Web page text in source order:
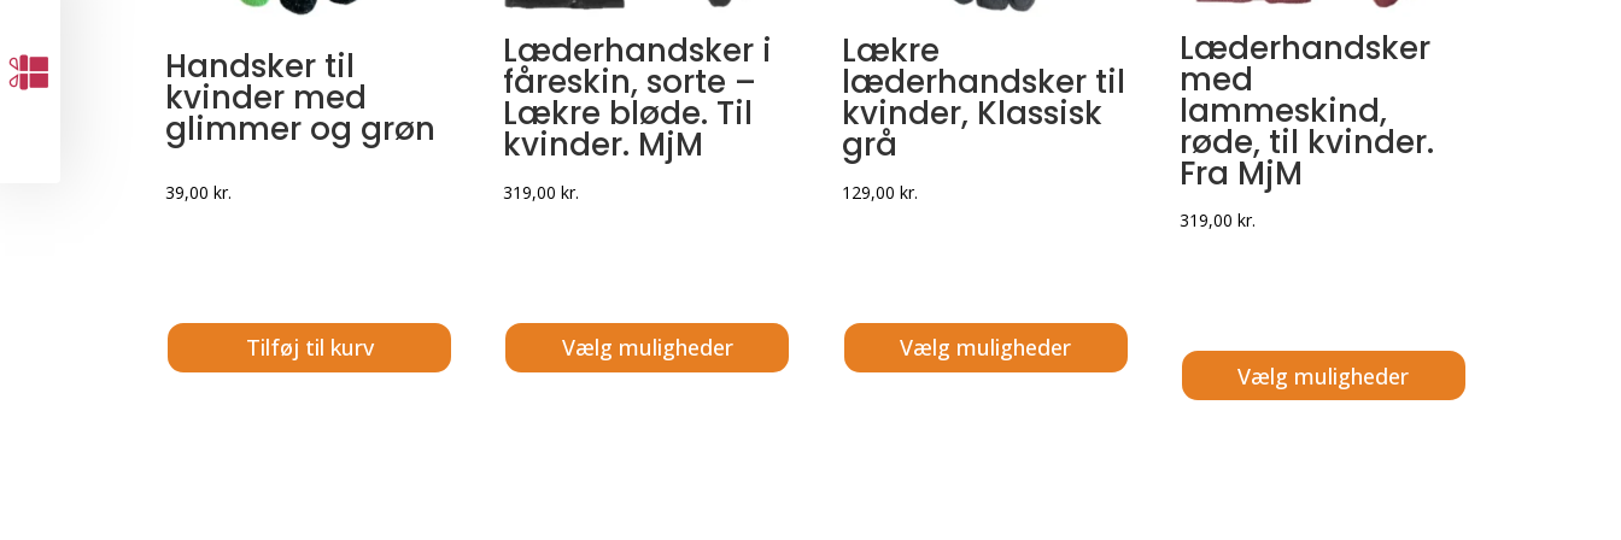
Handsker til
kvinder med
glimmer og grøn
39,00 kr.
Tilføj til kurv
Læderhandsker i
fåreskin, sorte –
Lækre bløde. Til
kvinder. MjM
319,00kr.
Vælg muligheder
Lækre
læderhandsker til
kvinder, Klassisk
grå
129,00 kr.
Vælg muligheder
Læderhandsker
med
lammeskind,
røde, til kvinder.
Fra MjM
319,00 kr.
Vælg muligheder